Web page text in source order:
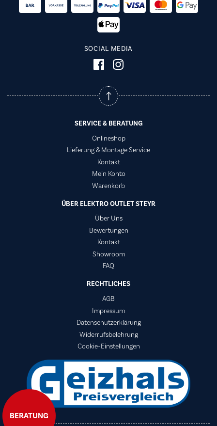
BERATUNG
SOCIAL MEDIA
SERVICE & BERATUNG
Onlineshop
Lieferung & Montage Service
Kontakt
Mein Konto
Warenkorb
ÜBER ELEKTRO OUTLET STEYR
Über Uns
Bewertungen
Kontakt
Showroom
FAQ
RECHTLICHES
AGB
Impressum
Datenschutzerklärung
Widerrufsbelehrung
Cookie-Einstellungen